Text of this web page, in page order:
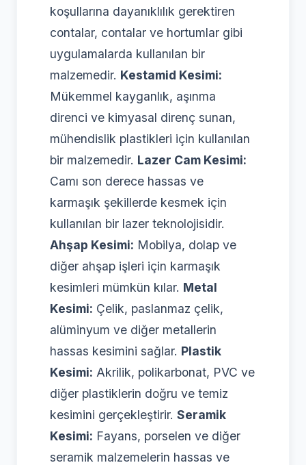
koşullarına dayanıklılık gerektiren
contalar, contalar ve hortumlar gibi
uygulamalarda kullanılan bir
malzemedir. Kestamid Kesimi:
Mükemmel kayganlık, aşınma
direnci ve kimyasal direnç sunan,
mühendislik plastikleri için kullanılan
bir malzemedir. Lazer Cam Kesimi:
Camı son derece hassas ve
karmaşık şekillerde kesmek için
kullanılan bir lazer teknolojisidir.
Ahşap Kesimi: Mobilya, dolap ve
diğer ahşap işleri için karmaşık
kesimleri mümkün kılar. Metal
Kesimi: Çelik, paslanmaz çelik,
alüminyum ve diğer metallerin
hassas kesimini sağlar. Plastik
Kesimi: Akrilik, polikarbonat, PVC ve
diğer plastiklerin doğru ve temiz
kesimini gerçekleştirir. Seramik
Kesimi: Fayans, porselen ve diğer
seramik malzemelerin hassas ve